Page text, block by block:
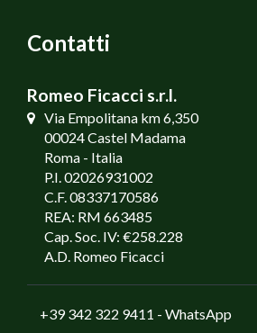
Contatti
Romeo Ficacci s.r.l.
Via Empolitana km 6,350
00024 Castel Madama
Roma - Italia
P.I. 02026931002
C.F. 08337170586
REA: RM 663485
Cap. Soc. IV: €258.228
A.D. Romeo Ficacci
+39 342 322 9411 - WhatsApp